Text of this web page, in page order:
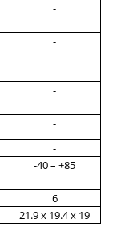
-
-
-
-
-
-40 – +85
6
21.9 х 19.4 х 19